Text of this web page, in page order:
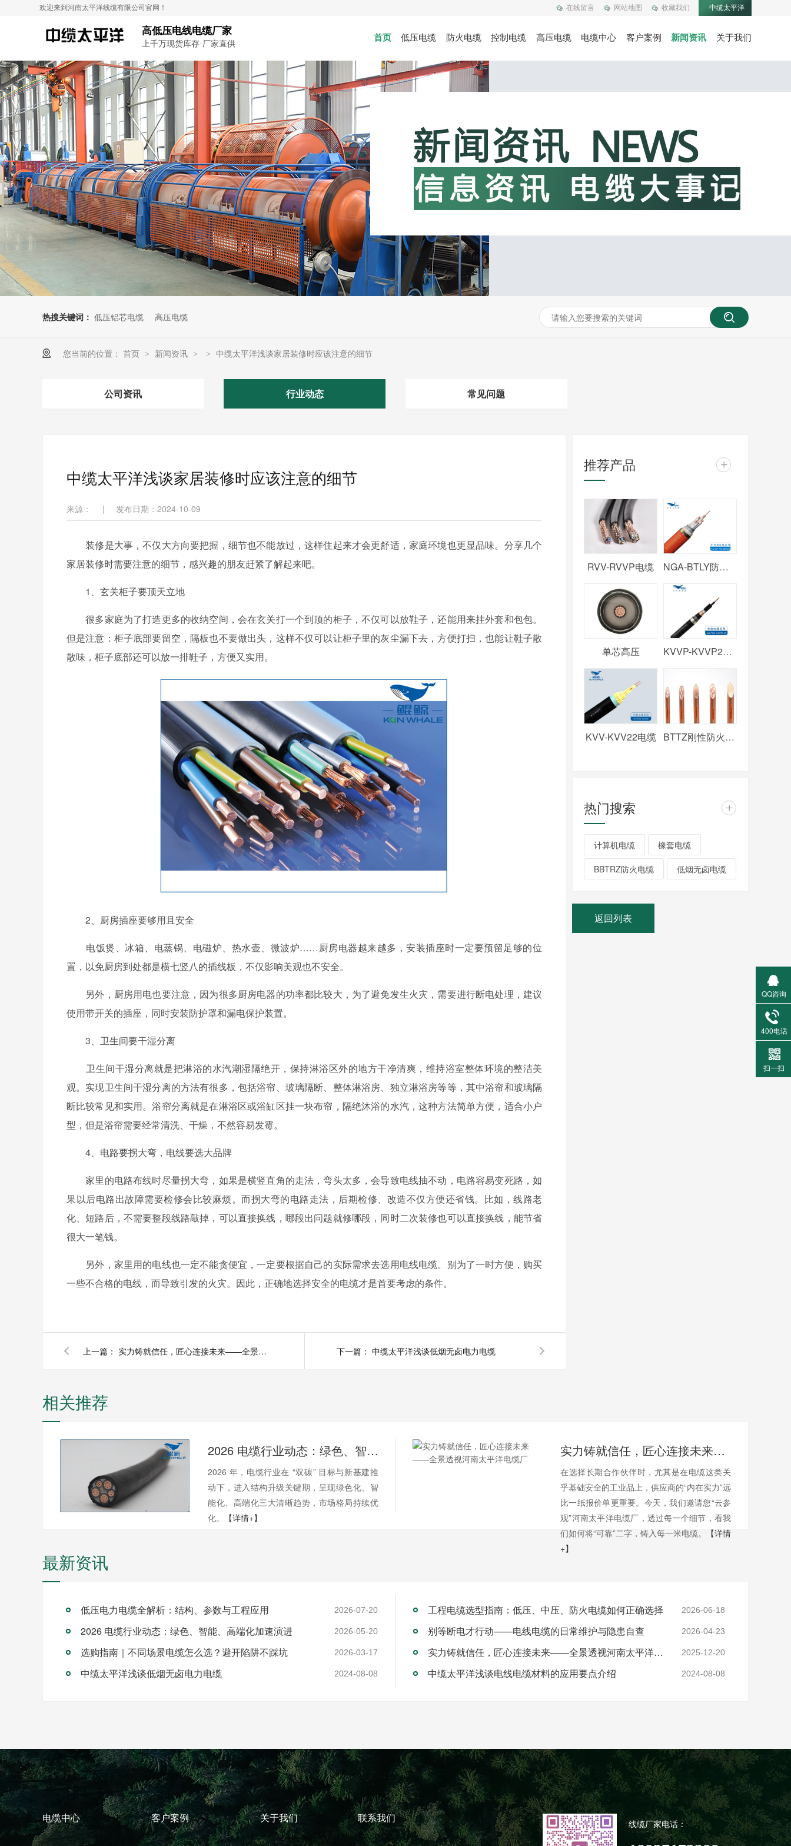
在线留言 网站地图 收藏我们 中缆太平洋
欢迎来到河南太平洋线缆有限公司官网！
高低压电线电缆厂家
上千万现货库存·厂家直供
首页 低压电缆 防火电缆 控制电缆 高压电缆 电缆中心 客户案例 新闻资讯 关于我们
热搜关键词： 低压铝芯电缆 高压电缆
您当前的位置： 首页 > 新闻资讯 > > 中缆太平洋浅谈家居装修时应该注意的细节
公司资讯 行业动态 常见问题
中缆太平洋浅谈家居装修时应该注意的细节
来源： | 发布日期：2024-10-09
装修是大事，不仅大方向要把握，细节也不能放过，这样住起来才会更舒适，家庭环境也更显品味。分享几个
家居装修时需要注意的细节，感兴趣的朋友赶紧了解起来吧。
1、玄关柜子要顶天立地
很多家庭为了打造更多的收纳空间，会在玄关打一个到顶的柜子，不仅可以放鞋子，还能用来挂外套和包包。
但是注意：柜子底部要留空，隔板也不要做出头，这样不仅可以让柜子里的灰尘漏下去，方便打扫，也能让鞋子散
散味，柜子底部还可以放一排鞋子，方便又实用。
2、厨房插座要够用且安全
电饭煲、冰箱、电蒸锅、电磁炉、热水壶、微波炉……厨房电器越来越多，安装插座时一定要预留足够的位
置，以免厨房到处都是横七竖八的插线板，不仅影响美观也不安全。
另外，厨房用电也要注意，因为很多厨房电器的功率都比较大，为了避免发生火灾，需要进行断电处理，建议
使用带开关的插座，同时安装防护罩和漏电保护装置。
3、卫生间要干湿分离
卫生间干湿分离就是把淋浴的水汽潮湿隔绝开，保持淋浴区外的地方干净清爽，维持浴室整体环境的整洁美
观。实现卫生间干湿分离的方法有很多，包括浴帘、玻璃隔断、整体淋浴房、独立淋浴房等等，其中浴帘和玻璃隔
断比较常见和实用。浴帘分离就是在淋浴区或浴缸区挂一块布帘，隔绝沐浴的水汽，这种方法简单方便，适合小户
型，但是浴帘需要经常清洗、干燥，不然容易发霉。
4、电路要拐大弯，电线要选大品牌
家里的电路布线时尽量拐大弯，如果是横竖直角的走法，弯头太多，会导致电线抽不动，电路容易变死路，如
果以后电路出故障需要检修会比较麻烦。而拐大弯的电路走法，后期检修、改造不仅方便还省钱。比如，线路老
化、短路后，不需要整段线路敲掉，可以直接换线，哪段出问题就修哪段，同时二次装修也可以直接换线，能节省
很大一笔钱。
另外，家里用的电线也一定不能贪便宜，一定要根据自己的实际需求去选用电线电缆。别为了一时方便，购买
一些不合格的电线，而导致引发的火灾。因此，正确地选择安全的电缆才是首要考虑的条件。
上一篇： 实力铸就信任，匠心连接未来——全景透视河南太平洋电缆厂 下一篇： 中缆太平洋浅谈低烟无卤电力电缆
推荐产品 +
RVV-RVVP电缆 NGA-BTLY防火电缆
单芯高压 KVVP-KVVP2电缆
KVV-KVV22电缆 BTTZ刚性防火电缆
热门搜索 +
计算机电缆 橡套电缆
BBTRZ防火电缆 低烟无卤电缆
返回列表
相关推荐
2026 电缆行业动态：绿色、智能、高端化加速演进
2026 年，电缆行业在 “双碳” 目标与新基建推
动下，进入结构升级关键期，呈现绿色化、智
能化、高端化三大清晰趋势，市场格局持续优
化。
【详情+】
实力铸就信任，匠心连接未来——全景透视河南太平洋电缆厂
在选择长期合作伙伴时，尤其是在电缆这类关
乎基础安全的工业品上，供应商的“内在实力”远
比一纸报价单更重要。今天，我们邀请您“云参
观”河南太平洋电缆厂，透过每一个细节，看我
们如何将“可靠”二字，铸入每一米电缆。
【详情
+】
最新资讯
低压电力电缆全解析：结构、参数与工程应用 2026-07-20 工程电缆选型指南：低压、中压、防火电缆如何正确选择 2026-06-18
2026 电缆行业动态：绿色、智能、高端化加速演进 2026-05-20 别等断电才行动——电线电缆的日常维护与隐患自查 2026-04-23
选购指南｜不同场景电缆怎么选？避开陷阱不踩坑 2026-03-17 实力铸就信任，匠心连接未来——全景透视河南太平洋电缆厂 2025-12-20
中缆太平洋浅谈低烟无卤电力电缆 2024-08-08 中缆太平洋浅谈电线电缆材料的应用要点介绍 2024-08-08
电缆中心 客户案例 关于我们 联系我们
线缆厂家电话：
QQ咨询
400电话
扫一扫